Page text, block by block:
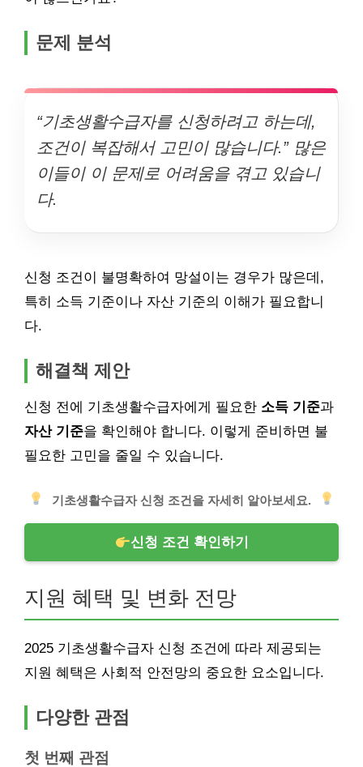
문제 분석
“기초생활수급자를 신청하려고 하는데,
조건이 복잡해서 고민이 많습니다.” 많은
이들이 이 문제로 어려움을 겪고 있습니
다.
신청 조건이 불명확하여 망설이는 경우가 많은데,
특히 소득 기준이나 자산 기준의 이해가 필요합니
다.
해결책 제안
신청 전에 기초생활수급자에게 필요한 소득 기준과
자산 기준을 확인해야 합니다. 이렇게 준비하면 불
필요한 고민을 줄일 수 있습니다.
기초생활수급자 신청 조건을 자세히 알아보세요.
신청 조건 확인하기
지원 혜택 및 변화 전망
2025 기초생활수급자 신청 조건에 따라 제공되는
지원 혜택은 사회적 안전망의 중요한 요소입니다.
다양한 관점
첫 번째 관점